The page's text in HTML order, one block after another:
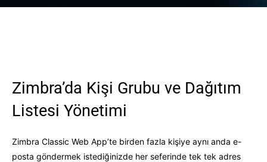
Zimbra’da Kişi Grubu ve Dağıtım
Listesi Yönetimi
Zimbra Classic Web App’te birden fazla kişiye aynı anda e-
posta göndermek istediğinizde her seferinde tek tek adres